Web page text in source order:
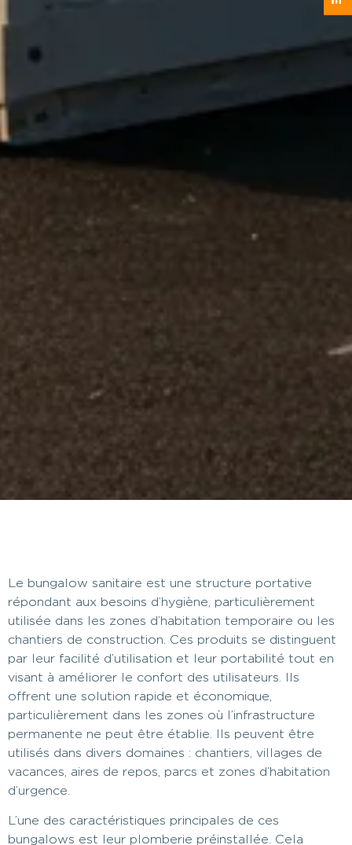
Le bungalow sanitaire est une structure portative
répondant aux besoins d’hygiène, particulièrement
utilisée dans les zones d’habitation temporaire ou les
chantiers de construction. Ces produits se distinguent
par leur facilité d’utilisation et leur portabilité tout en
visant à améliorer le confort des utilisateurs. Ils
offrent une solution rapide et économique,
particulièrement dans les zones où l’infrastructure
permanente ne peut être établie. Ils peuvent être
utilisés dans divers domaines : chantiers, villages de
vacances, aires de repos, parcs et zones d’habitation
d’urgence.
L’une des caractéristiques principales de ces
bungalows est leur plomberie préinstallée. Cela